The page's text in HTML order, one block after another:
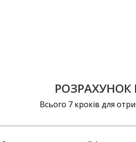
РОЗРАХУНОК
Всього 7 кроків для